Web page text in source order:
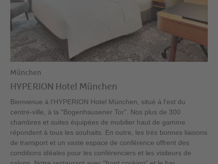
München
HYPERION Hotel München
Bienvenue à l'HYPERION Hotel München, situé à l'est du
centre-ville, à la "Bogenhausener Tor". Nos plus de 300
chambres et suites équipées de mobilier haut de gamme
répondent à tous les souhaits. En outre, les très bonnes liaisons
de transport et un vaste espace de conférence offrent des
conditions idéales pour les conférenciers et les visiteurs de